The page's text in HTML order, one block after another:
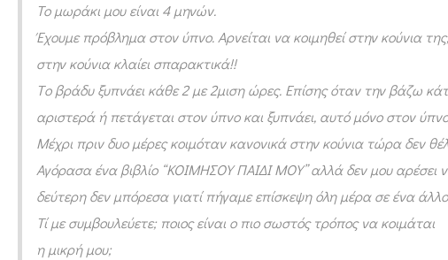
Το μωράκι μου είναι 4 μηνών.
Έχουμε πρόβλημα στον ύπνο. Αρνείται να κοιμηθεί στην κούνια
στην κούνια κλαίει σπαρακτικά!!
Tο βράδυ ξυπνάει κάθε 2 με 2μιση ώρες. Επίσης όταν την βάζω
αριστερά ή πετάγεται στον ύπνο και ξυπνάει, αυτό μόνο στον
Μέχρι πριν δυο μέρες κοιμόταν κανονικά στην κούνια τώρα δεν
Αγόρασα ένα βιβλίο “ΚΟΙΜΗΣΟΥ ΠΑΙΔΙ ΜΟΥ” αλλά δεν μου
δεύτερη δεν μπόρεσα γιατί πήγαμε επίσκεψη όλη μέρα σε ένα
Τί με συμβουλεύετε; ποιος είναι ο πιο σωστός τρόπος να κοιμάται
η μικρή μου;